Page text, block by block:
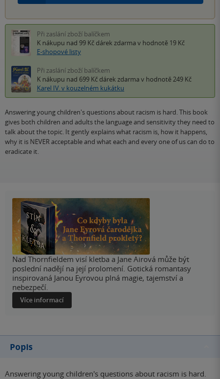
Při zaslání zboží balíčkem
K nákupu nad 99 Kč dárek zdarma v hodnotě 19 Kč
E-shopové listy
Při zaslání zboží balíčkem
K nákupu nad 699 Kč dárek zdarma v hodnotě 249 Kč
Karel IV. v kouzelném kukátku
Answering young children's questions about racism is hard. This book
gives both children and adults the language and sensitivity they need to
talk about the topic. It gently explains what racism is, how it happens,
why it is NEVER acceptable and what each and every one of us can do to
eradicate it.
Nad Thornfieldem visí kletba a Jane Airová může být
poslední nadějí na její prolomení. Gotická romantasy
inspirovaná Janou Eyrovou plná magie, tajemství a
nebezpečí.
Více informací
Popis
Answering young children's questions about racism is hard.